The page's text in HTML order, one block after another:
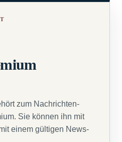
zum Nachrichten-
Sie können ihn mit
einem gültigen News-